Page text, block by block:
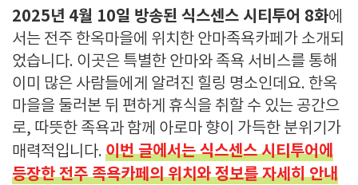
2025년 4월 10일 방송된 식스센스 시티투어 8화에
서는 전주 한옥마을에 위치한 안마족욕카페가 소개되
었습니다. 이곳은 특별한 안마와 족욕 서비스를 통해
이미 많은 사람들에게 알려진 힐링 명소인데요. 한옥
마을을 둘러본 뒤 편하게 휴식을 취할 수 있는 공간으
로, 따뜻한 족욕과 함께 아로마 향이 가득한 분위기가
매력적입니다. 이번 글에서는 식스센스 시티투어에
등장한 전주 족욕카페의 위치와 정보를 자세히 안내